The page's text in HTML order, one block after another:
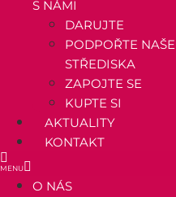
S NÁMI
DARUJTE
PODPOŘTE NAŠE
STŘEDISKA
ZAPOJTE SE
KUPTE SI
AKTUALITY
KONTAKT
O NÁS